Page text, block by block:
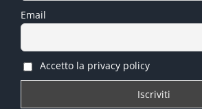
Email
Accetto la privacy policy